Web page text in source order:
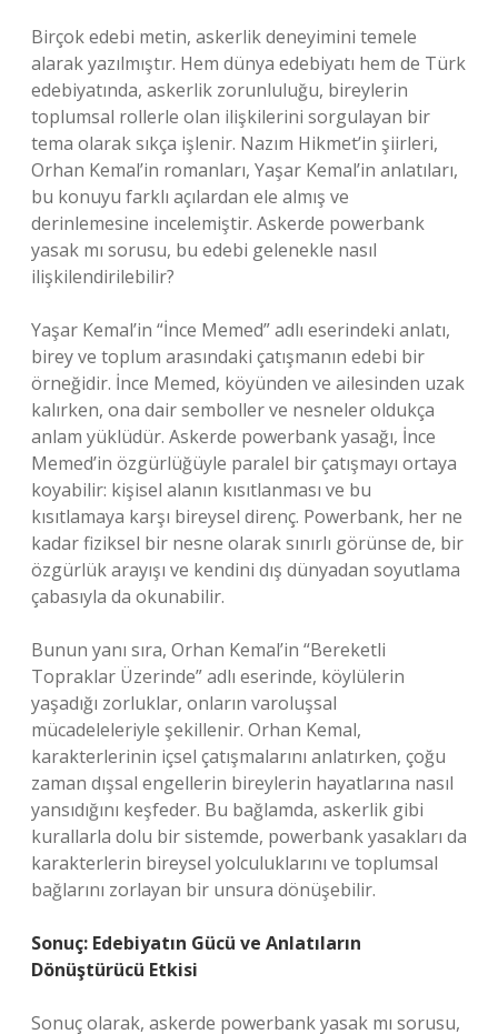
Birçok edebi metin, askerlik deneyimini temele
alarak yazılmıştır. Hem dünya edebiyatı hem de Türk
edebiyatında, askerlik zorunluluğu, bireylerin
toplumsal rollerle olan ilişkilerini sorgulayan bir
tema olarak sıkça işlenir. Nazım Hikmet’in şiirleri,
Orhan Kemal’in romanları, Yaşar Kemal’in anlatıları,
bu konuyu farklı açılardan ele almış ve
derinlemesine incelemiştir. Askerde powerbank
yasak mı sorusu, bu edebi gelenekle nasıl
ilişkilendirilebilir?
Yaşar Kemal’in “İnce Memed” adlı eserindeki anlatı,
birey ve toplum arasındaki çatışmanın edebi bir
örneğidir. İnce Memed, köyünden ve ailesinden uzak
kalırken, ona dair semboller ve nesneler oldukça
anlam yüklüdür. Askerde powerbank yasağı, İnce
Memed’in özgürlüğüyle paralel bir çatışmayı ortaya
koyabilir: kişisel alanın kısıtlanması ve bu
kısıtlamaya karşı bireysel direnç. Powerbank, her ne
kadar fiziksel bir nesne olarak sınırlı görünse de, bir
özgürlük arayışı ve kendini dış dünyadan soyutlama
çabasıyla da okunabilir.
Bunun yanı sıra, Orhan Kemal’in “Bereketli
Topraklar Üzerinde” adlı eserinde, köylülerin
yaşadığı zorluklar, onların varoluşsal
mücadeleleriyle şekillenir. Orhan Kemal,
karakterlerinin içsel çatışmalarını anlatırken, çoğu
zaman dışsal engellerin bireylerin hayatlarına nasıl
yansıdığını keşfeder. Bu bağlamda, askerlik gibi
kurallarla dolu bir sistemde, powerbank yasakları da
karakterlerin bireysel yolculuklarını ve toplumsal
bağlarını zorlayan bir unsura dönüşebilir.
Sonuç: Edebiyatın Gücü ve Anlatıların
Dönüştürücü Etkisi
Sonuç olarak, askerde powerbank yasak mı sorusu,